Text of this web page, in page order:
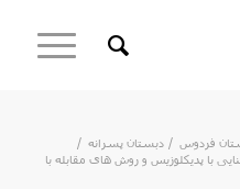
فردوس / دبستان پسرانه /
با پدیکلوزیس و روش های مقابله با